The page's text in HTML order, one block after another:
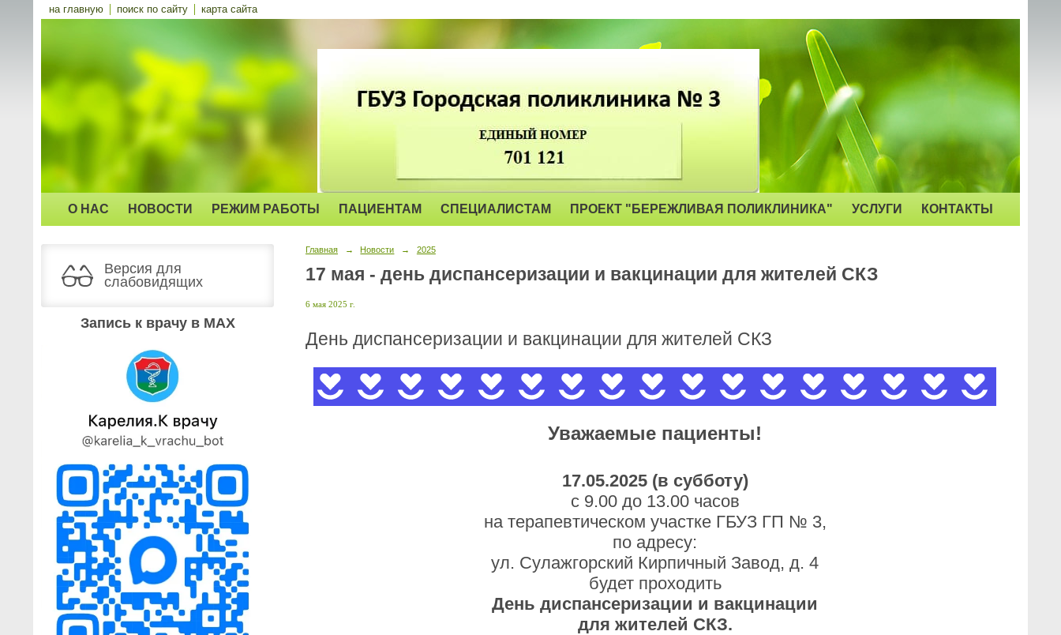
на главную поиск по сайту карта сайта
О НАС НОВОСТИ РЕЖИМ РАБОТЫ ПАЦИЕНТАМ СПЕЦИАЛИСТАМ ПРОЕКТ "БЕРЕЖЛИВАЯ ПОЛИКЛИНИКА" УСЛУГИ КОНТАКТЫ
Версия для
слабовидящих
Запись к врачу в MAX
Главная → Новости → 2025
17 мая - день диспансеризации и вакцинации для жителей СКЗ
6 мая 2025 г.
День диспансеризации и вакцинации для жителей СКЗ
Уважаемые пациенты!
17.05.2025 (в субботу)
с 9.00 до 13.00 часов
на терапевтическом участке ГБУЗ ГП № 3,
по адресу:
ул. Сулажгорский Кирпичный Завод, д. 4
будет проходить
День диспансеризации и вакцинации
для жителей СКЗ.